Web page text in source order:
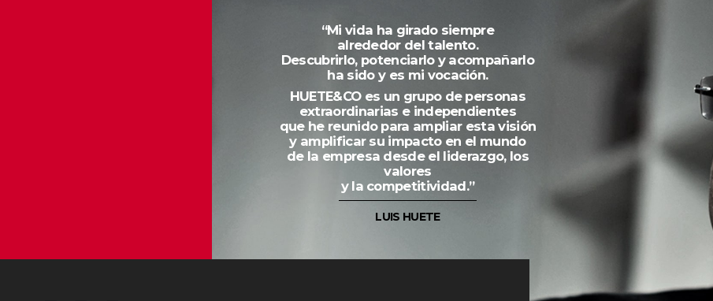
“Mi vida ha girado siempre
alrededor del talento.
Descubrirlo, potenciarlo y acompañarlo
ha sido y es mi vocación.
HUETE&COes un grupo de personas
extraordinarias e independientes
que he reunido para ampliar esta visión
y amplificar su impacto en el mundo
de la empresa desde el liderazgo, los
valores
y la competitividad.”
LUIS HUETE